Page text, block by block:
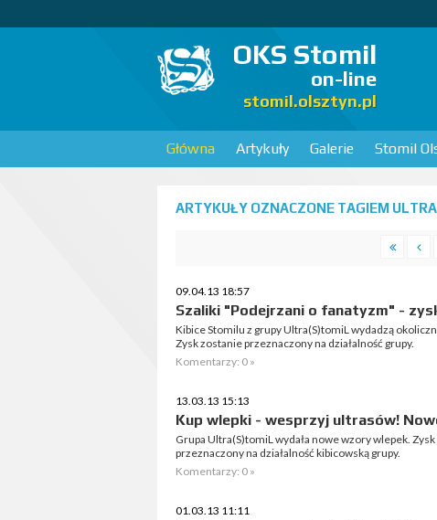
OKS Stomil
on-line
stomil.olsztyn.pl
Główna Artykuły Galerie Stomil
ARTYKUŁY OZNACZONE TAGIEM
09.04.13 18:57
Szaliki "Podejrzani o fanatyzm" -
Kibice Stomilu z grupy Ultra(S)tomiL wydadzą
Zysk zostanie przeznaczony na działalność grupy.
Komentarzy: 0 »
13.03.13 15:13
Kup wlepki - wesprzyj ultrasów!
Grupa Ultra(S)tomiL wydała nowe wzory wlepek.
przeznaczony na działalność kibicowską grupy.
Komentarzy: 0 »
01.03.13 11:11